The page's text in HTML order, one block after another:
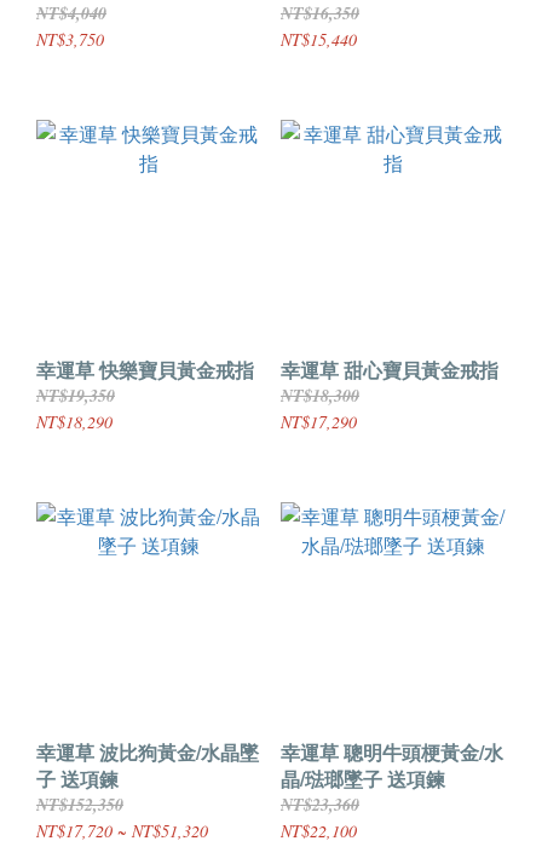
鍊
NT$4,040
NT$3,750
NT$16,350
NT$15,440
幸運草 快樂寶貝黃金戒指
NT$19,350
NT$18,290
幸運草 甜心寶貝黃金戒指
NT$18,300
NT$17,290
幸運草 波比狗黃金/水晶墜
子 送項鍊
NT$152,350
NT$17,720 ~ NT$51,320
幸運草 聰明牛頭梗黃金/水
晶/琺瑯墜子 送項鍊
NT$23,360
NT$22,100